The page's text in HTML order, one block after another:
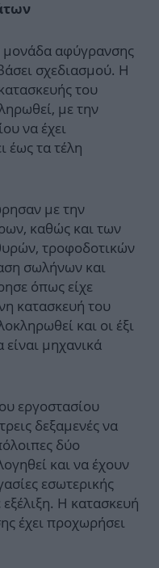
μονάδα αφύγρανσης
σχεδιασμού. Η
του
με την
να έχει
έως τα τέλη
με την
καθώς και των
τροφοδοτικών
σωλήνων και
όπως είχε
κατασκευή του
και οι έξι
είναι μηχανικά
εργοστασίου
δεξαμενές να
δύο
και να έχουν
εσωτερικής
Η κατασκευή
έχει προχωρήσει